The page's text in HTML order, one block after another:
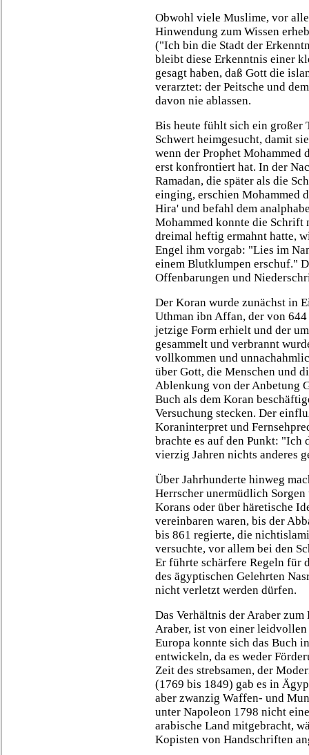
Obwohl viele Muslime, vor
Hinwendung zum Wissen
("Ich bin die Stadt der
bleibt diese Erkenntnis einer
gesagt haben, daß Gott die
verarztet: der Peitsche und
davon nie ablassen.
Bis heute fühlt sich ein großer
Schwert heimgesucht, damit
wenn der Prophet Mohammed
erst konfrontiert hat. In der
Ramadan, die später als die
einging, erschien Mohammed
Hira' und befahl dem
Mohammed konnte die Schrift
dreimal heftig ermahnt hatte,
Engel ihm vorgab: "Lies im
einem Blutklumpen erschuf."
Offenbarungen und
Der Koran wurde zunächst in
Uthman ibn Affan, der von
jetzige Form erhielt und der
gesammelt und verbrannt
vollkommen und
über Gott, die Menschen und
Ablenkung von der Anbetung
Buch als dem Koran
Versuchung stecken. Der
Koraninterpret und
brachte es auf den Punkt: "Ich
vierzig Jahren nichts anderes
Über Jahrhunderte hinweg
Herrscher unermüdlich
Korans oder über häretische
vereinbaren waren, bis der
bis 861 regierte, die
versuchte, vor allem bei den
Er führte schärfere Regeln für
des ägyptischen Gelehrten
nicht verletzt werden dürfen.
Das Verhältnis der Araber
Araber, ist von einer leidvollen
Europa konnte sich das Buch
entwickeln, da es weder
Zeit des strebsamen, der
(1769 bis 1849) gab es in
aber zwanzig Waffen- und
unter Napoleon 1798 nicht
arabische Land mitgebracht,
Kopisten von Handschriften